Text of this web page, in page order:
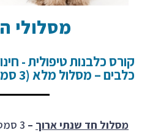
מסלולי
קורס כלבנות טיפולית -
כלבים – מסלול מלא (3 סמסטרים)
מסלול חד שנתי ארוך –
3